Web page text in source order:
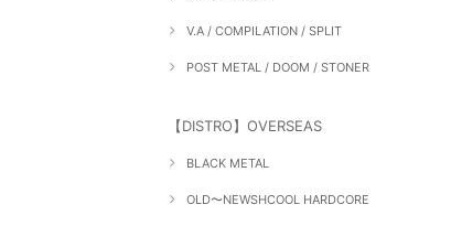
V.A / COMPILATION / SPLIT
POST METAL / DOOM / STONER
【DISTRO】OVERSEAS
BLACK METAL
OLD〜NEWSHCOOL HARDCORE